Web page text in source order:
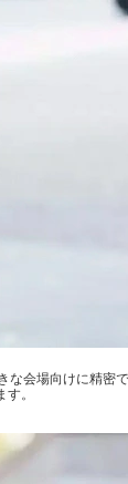
会場向けに精密
。